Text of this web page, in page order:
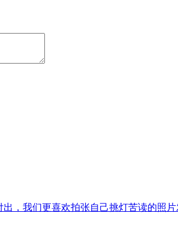
，我们更喜欢拍张自己挑灯苦读的照